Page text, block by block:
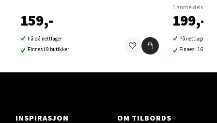
159,-
Få på nettlager
Finnes i 9 butikker
1 anmeldelse
199,-
På nettlager
Finnes i 16
INSPIRASJON
OM TILBORDS
Velg
0 i butikk